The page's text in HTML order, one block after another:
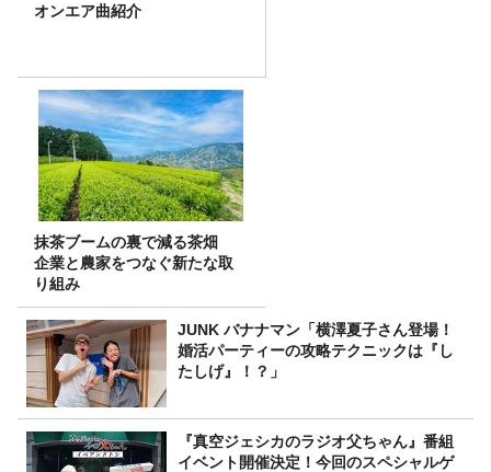
オンエア曲紹介
抹茶ブームの裏で減る茶畑
企業と農家をつなぐ新たな取
り組み
JUNK バナナマン「横澤夏子さん登場！
婚活パーティーの攻略テクニックは『し
たしげ』！？」
『真空ジェシカのラジオ父ちゃん』番組
イベント開催決定！今回のスペシャルゲ